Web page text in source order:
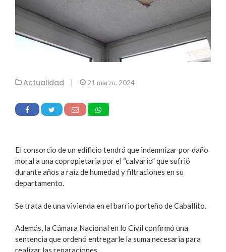
Actualidad | 21 marzo, 2024
El consorcio de un edificio tendrá que indemnizar por daño
moral a una copropietaria por el “calvario” que sufrió
durante años a raíz de humedad y filtraciones en su
departamento.
Se trata de una vivienda en el barrio porteño de Caballito.
Además, la Cámara Nacional en lo Civil confirmó una
sentencia que ordenó entregarle la suma necesaria para
realizar las reparaciones.